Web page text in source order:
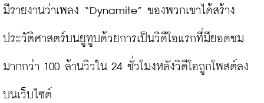
มีรายงานว่าเพลง “Dynamite” ของพวกเขาได้สร้าง
ประวัติศาสตร์บนยูทูบด้วยการเป็นวิดีโอแรกที่มียอดชม
มากกว่า 100 ล้านวิวใน 24 ชั่วโมงหลังวิดีโอถูกโพสต์ลง
บนเว็บไซต์